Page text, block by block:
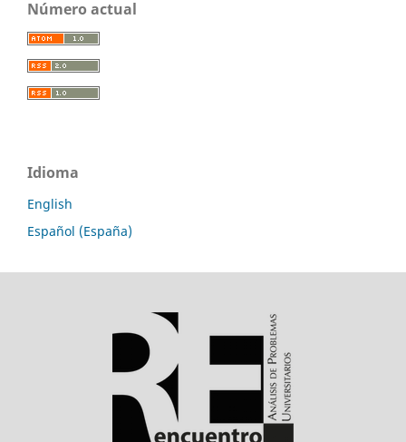
Número actual
Idioma
English
Español (España)